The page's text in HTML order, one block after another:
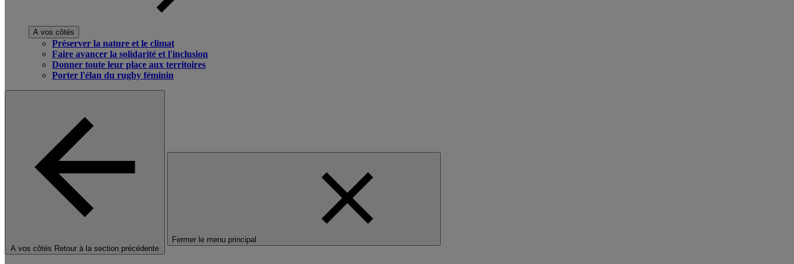
A vos côtés
Préserver la nature et le climat
Faire avancer la solidarité et l'inclusion
Donner toute leur place aux territoires
Porter l'élan du rugby féminin
A vos côtés Retour à la section précédente
Fermer le menu principal